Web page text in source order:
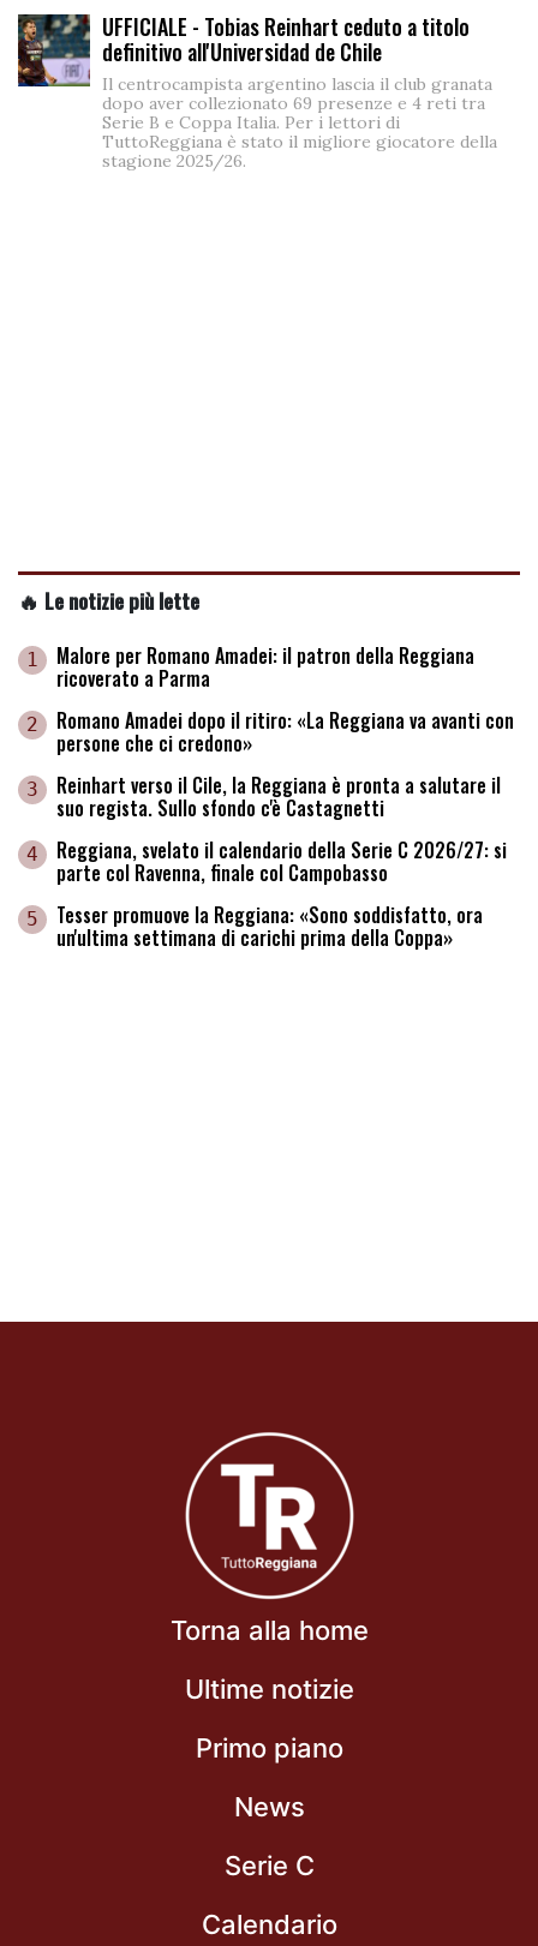
UFFICIALE - Tobias Reinhart ceduto a titolo
definitivo all'Universidad de Chile
Il centrocampista argentino lascia il club granata
dopo aver collezionato 69 presenze e 4 reti tra
Serie B e Coppa Italia. Per i lettori di
TuttoReggiana è stato il migliore giocatore della
stagione 2025/26.
🔥 Le notizie più lette
1 Malore per Romano Amadei: il patron della Reggiana
ricoverato a Parma
2 Romano Amadei dopo il ritiro: «La Reggiana va avanti con
persone che ci credono»
3 Reinhart verso il Cile, la Reggiana è pronta a salutare il
suo regista. Sullo sfondo c'è Castagnetti
4 Reggiana, svelato il calendario della Serie C 2026/27: si
parte col Ravenna, finale col Campobasso
5 Tesser promuove la Reggiana: «Sono soddisfatto, ora
un'ultima settimana di carichi prima della Coppa»
Torna alla home
Ultime notizie
Primo piano
News
Serie C
Calendario